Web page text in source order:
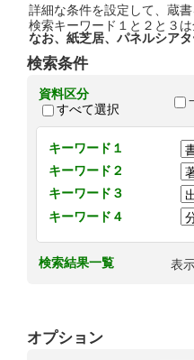
詳細な条件を設定して、蔵
検索キーワード１と２と３
なお、紙芝居、パネルシア
検索条件
資料区分
すべて選択
キーワード１
キーワード２
キーワード３
キーワード４
検索結果一覧 表
オプション